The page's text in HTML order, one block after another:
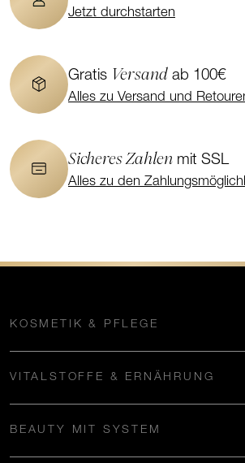
Jetzt durchstarten
Gratis Versand ab 100€
Alles zu Versand und
Sicheres Zahlen mit SSL
Alles zu den
KOSMETIK & PFLEGE
VITALSTOFFE & ERNÄHRUNG
BEAUTY MIT SYSTEM